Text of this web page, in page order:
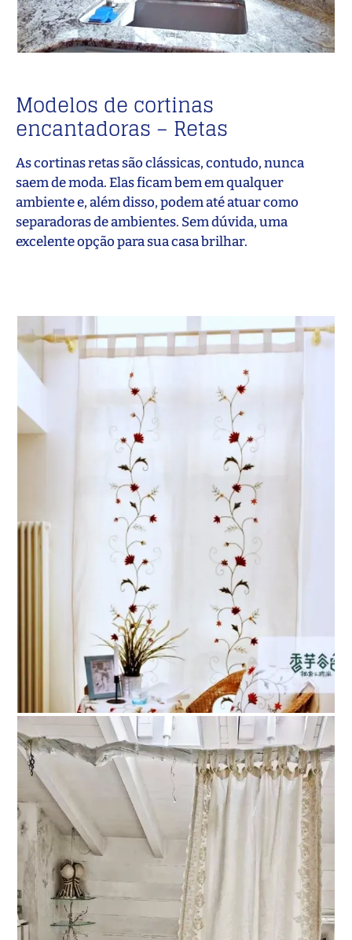
Modelos de cortinas
encantadoras – Retas
As cortinas retas são clássicas, contudo, nunca
saem de moda. Elas ficam bem em qualquer
ambiente e, além disso, podem até atuar como
separadoras de ambientes. Sem dúvida, uma
excelente opção para sua casa brilhar.